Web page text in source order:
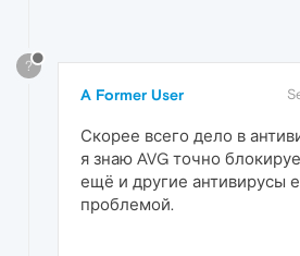
?
A Former User
Скорее всего дело в
я знаю AVG точно
ещё и другие антивирусы
проблемой.